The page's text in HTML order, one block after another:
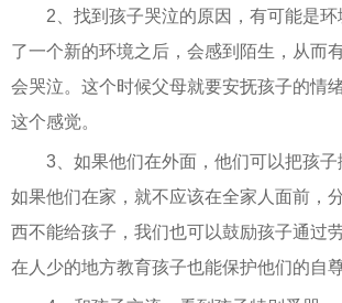
2、找到孩子哭泣的原因，有可能是环
了一个新的环境之后，会感到陌生，从而
会哭泣。这个时候父母就要安抚孩子的情
这个感觉。
3、如果他们在外面，他们可以把孩子
如果他们在家，就不应该在全家人面前，
西不能给孩子，我们也可以鼓励孩子通过
在人少的地方教育孩子也能保护他们的自尊